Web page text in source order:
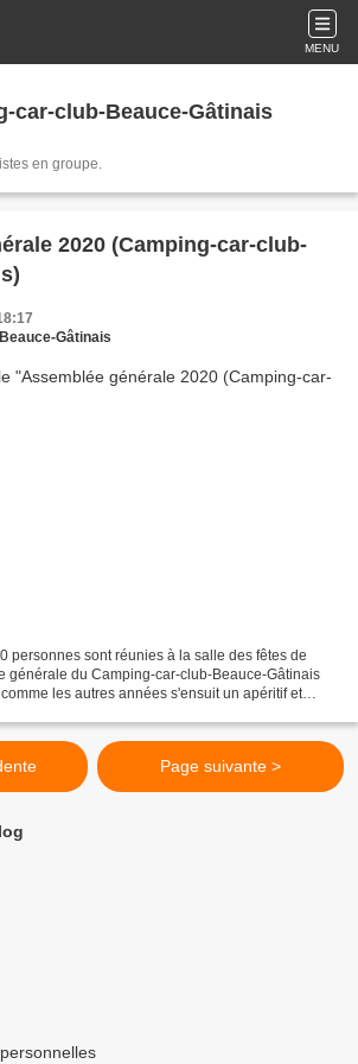
MENU
car-club-Beauce-Gâtinais
en groupe.
2020 (Camping-car-club-
Gâtinais
personnes sont réunies à la salle des fêtes de
générale du Camping-car-club-Beauce-Gâtinais
les autres années s'ensuit un apéritif et
Page suivante >